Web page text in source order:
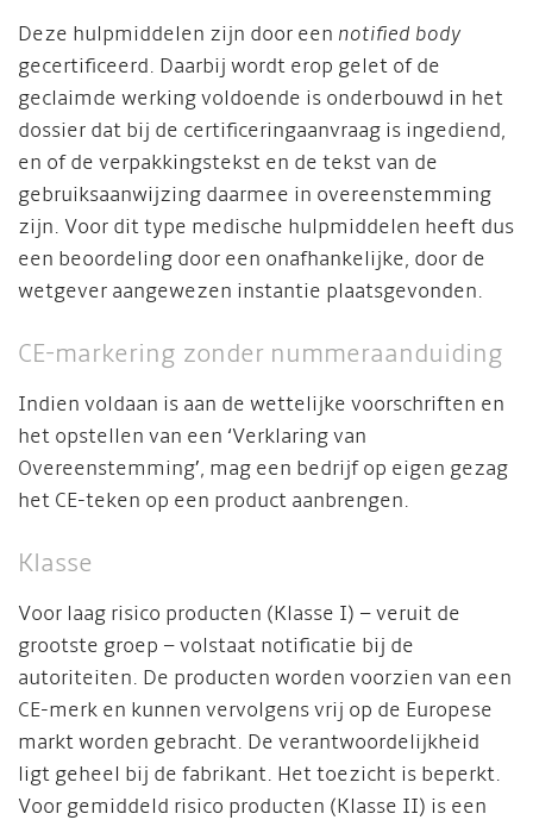
Deze hulpmiddelen zijn door een notified body
gecertificeerd. Daarbij wordt erop gelet of de
geclaimde werking voldoende is onderbouwd in het
dossier dat bij de certificeringaanvraag is ingediend,
en of de verpakkingstekst en de tekst van de
gebruiksaanwijzing daarmee in overeenstemming
zijn. Voor dit type medische hulpmiddelen heeft dus
een beoordeling door een onafhankelijke, door de
wetgever aangewezen instantie plaatsgevonden.
CE-markering zonder nummeraanduiding
Indien voldaan is aan de wettelijke voorschriften en
het opstellen van een ‘Verklaring van
Overeenstemming’, mag een bedrijf op eigen gezag
het CE-teken op een product aanbrengen.
Klasse
Voor laag risico producten (Klasse I) – veruit de
grootste groep – volstaat notificatie bij de
autoriteiten. De producten worden voorzien van een
CE-merk en kunnen vervolgens vrij op de Europese
markt worden gebracht. De verantwoordelijkheid
ligt geheel bij de fabrikant. Het toezicht is beperkt.
Voor gemiddeld risico producten (Klasse II) is een